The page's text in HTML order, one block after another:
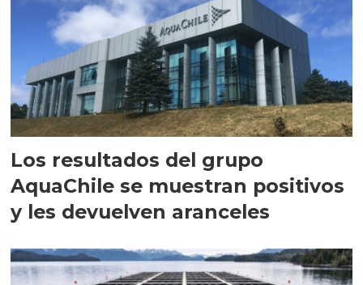
Los resultados del grupo
AquaChile se muestran positivos
y les devuelven aranceles